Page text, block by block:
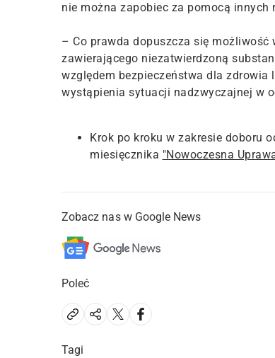
nie można zapobiec za pomocą innych
– Co prawda dopuszcza się
zawierającego niezatwierdzoną
względem bezpieczeństwa dla
wystąpienia sytuacji nadzwyczajnej w
Krok po kroku w zakresie doboru
miesięcznika "Nowoczesna
Zobacz nas w Google News
Poleć
Tagi